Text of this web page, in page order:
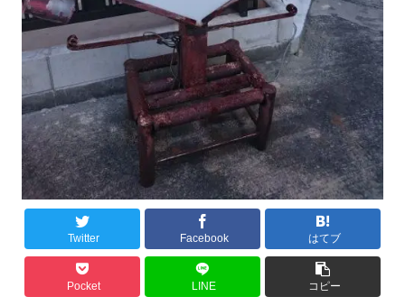
Twitter Facebook はてブ
Pocket LINE コピー